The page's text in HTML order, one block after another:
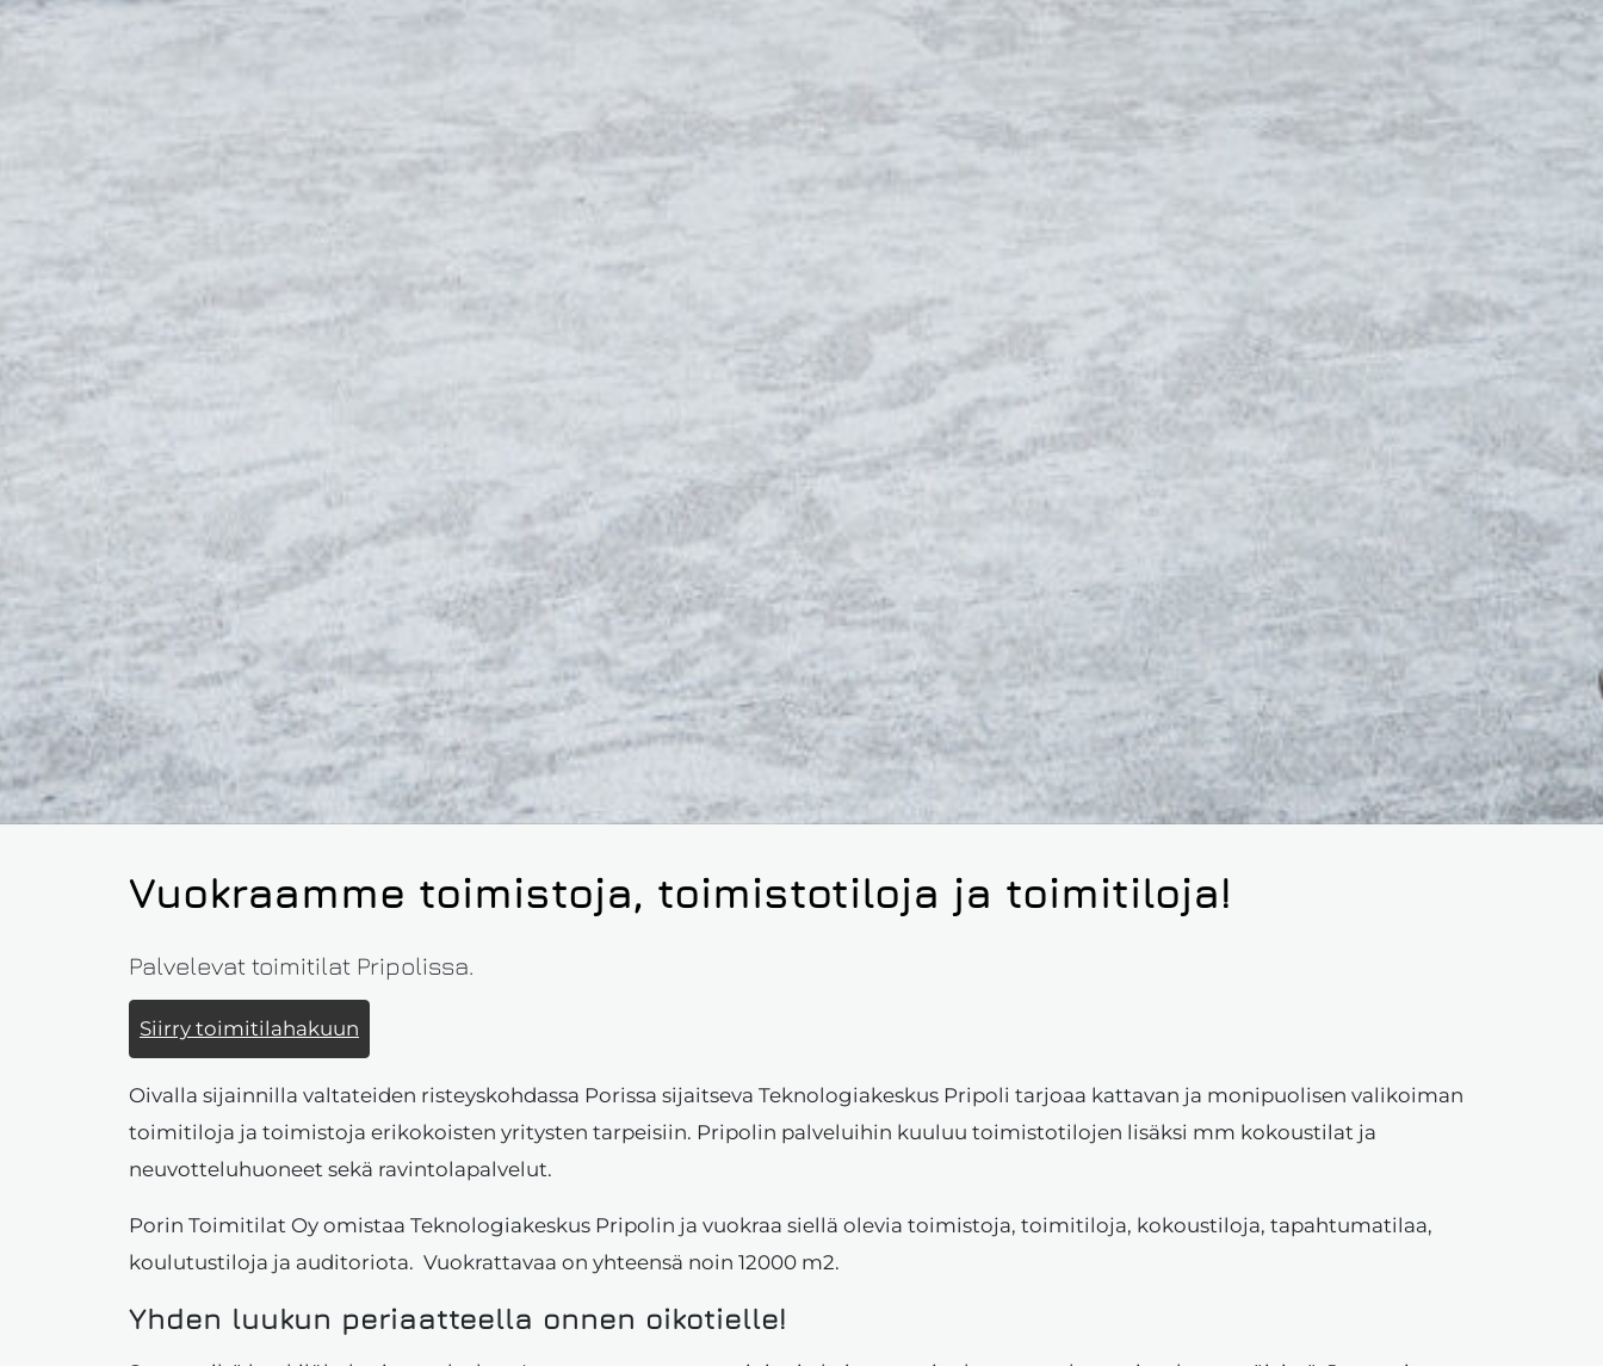
Vuokraamme toimistoja, toimistotiloja ja toimitiloja!
Palvelevat toimitilat Pripolissa.
Siirry toimitilahakuun
Oivalla sijainnilla valtateiden risteyskohdassa Porissa sijaitseva Teknologiakeskus Pripoli tarjoaa kattavan ja monipuolisen valikoiman
toimitiloja ja toimistoja erikokoisten yritysten tarpeisiin. Pripolin palveluihin kuuluu toimistotilojen lisäksi mm kokoustilat ja
neuvotteluhuoneet sekä ravintolapalvelut.
Porin Toimitilat Oy omistaa Teknologiakeskus Pripolin ja vuokraa siellä olevia toimistoja, toimitiloja, kokoustiloja, tapahtumatilaa,
koulutustiloja ja auditoriota. Vuokrattavaa on yhteensä noin 12000 m2.
Yhden luukun periaatteella onnen oikotielle!